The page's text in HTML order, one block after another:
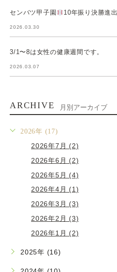
センバツ甲子園 10年振り決勝進出
2026.03.30
3/1〜8は女性の健康週間です。
2026.03.07
ARCHIVE 月別アーカイブ
2026年 (17)
2026年7月 (2)
2026年6月 (2)
2026年5月 (4)
2026年4月 (1)
2026年3月 (3)
2026年2月 (3)
2026年1月 (2)
2025年 (16)